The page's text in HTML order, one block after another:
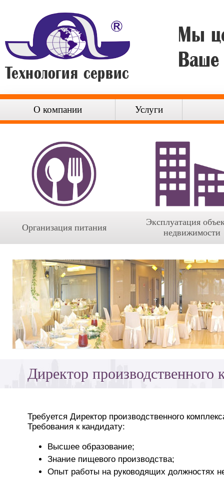
Мы
О компании Услуги
Организация питания
Эксплуатация
недвижимости
Директор производственного
Требуется Директор производственного
Требования к кандидату:
Высшее образование;
Знание пищевого производства;
Опыт работы на руководящих должностях